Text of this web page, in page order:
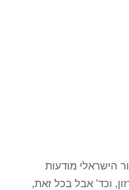
הישראלי מודעות
וכד' אבל בכל זאת,